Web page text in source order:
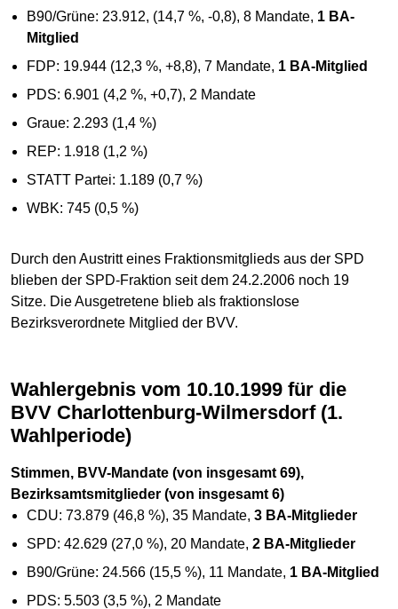
B90/Grüne: 23.912, (14,7 %, -0,8), 8 Mandate, 1 BA-
Mitglied
FDP: 19.944 (12,3 %, +8,8), 7 Mandate, 1 BA-Mitglied
PDS: 6.901 (4,2 %, +0,7), 2 Mandate
Graue: 2.293 (1,4 %)
REP: 1.918 (1,2 %)
STATT Partei: 1.189 (0,7 %)
WBK: 745 (0,5 %)
Durch den Austritt eines Fraktionsmitglieds aus der SPD
blieben der SPD-Fraktion seit dem 24.2.2006 noch 19
Sitze. Die Ausgetretene blieb als fraktionslose
Bezirksverordnete Mitglied der BVV.
Wahlergebnis vom 10.10.1999 für die
BVV Charlottenburg-Wilmersdorf (1.
Wahlperiode)
Stimmen, BVV-Mandate (von insgesamt 69),
Bezirksamtsmitglieder (von insgesamt 6)
CDU: 73.879 (46,8 %), 35 Mandate, 3 BA-Mitglieder
SPD: 42.629 (27,0 %), 20 Mandate, 2 BA-Mitglieder
B90/Grüne: 24.566 (15,5 %), 11 Mandate, 1 BA-Mitglied
PDS: 5.503 (3,5 %), 2 Mandate